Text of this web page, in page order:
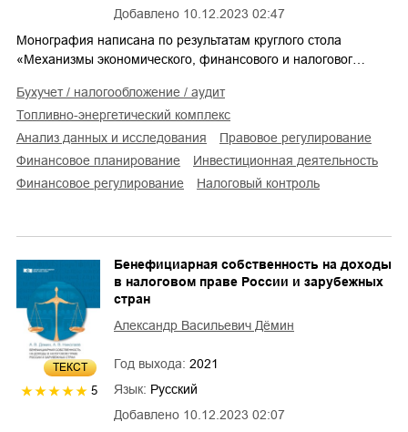
Добавлено 10.12.2023 02:47
Монография написана по результатам круглого стола
«Механизмы экономического, финансового и налоговог…
бухучет / налогообложение / аудит
топливно-энергетический комплекс
анализ данных и исследования
правовое регулирование
финансовое планирование
инвестиционная деятельность
финансовое регулирование
налоговый контроль
ТЕКСТ
5
Добавлено 10.12.2023 02:07
Бенефициарная собственность на доходы
в налоговом праве России и зарубежных
стран
Александр Васильевич Дёмин
Год выхода: 2021
Язык: Русский